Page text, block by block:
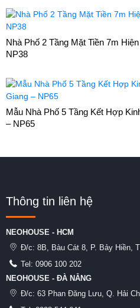
Nhà Phố 2 Tầng Mặt Tiền 7m
NP38
Mẫu Nhà Phố 5 Tầng Kết Hợp
– NP65
Thông tin liên hệ
NEOHOUSE - HCM
Đ/c: 8B, Bàu Cát 8, P. Bảy Hiền,
Tel: 0906 100 202
NEOHOUSE - ĐÀ NẴNG
Đ/c: 63 Phan Đăng Lưu, Q. Hải